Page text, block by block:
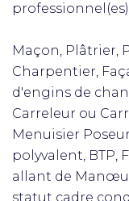
professionnel(es)
Maçon, Plâtrier,
Charpentier,
d'engins de
Carreleur ou
Menuisier
polyvalent, BTP,
allant de
statut cadre